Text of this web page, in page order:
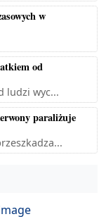
w
od
ludzi wyc...
paraliżuje